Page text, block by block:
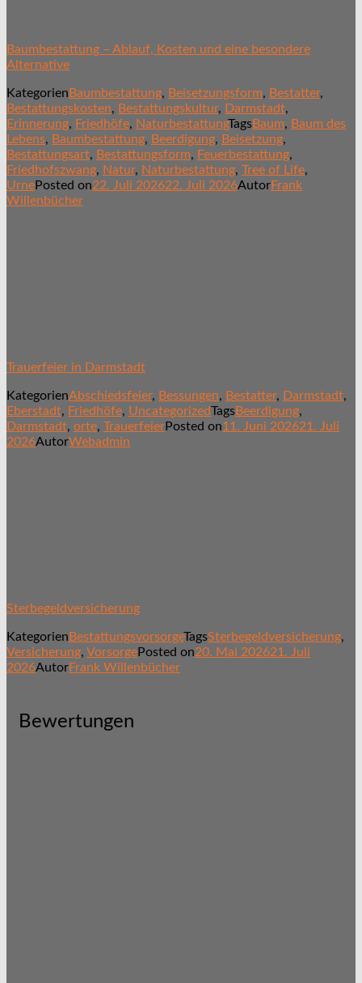
Baumbestattung – Ablauf, Kosten und eine besondere
Alternative
Kategorien Baumbestattung, Beisetzungsform, Bestatter,
Bestattungskosten, Bestattungskultur, Darmstadt,
Erinnerung, Friedhöfe, NaturbestattungTagsBaum, Baum des
Lebens, Baumbestattung, Beerdigung, Beisetzung,
Bestattungsart, Bestattungsform, Feuerbestattung,
Friedhofszwang, Natur, Naturbestattung, Tree of Life,
UrnePosted on22. Juli 202622. Juli 2026AutorFrank
Willenbücher
Trauerfeier in Darmstadt
KategorienAbschiedsfeier, Bessungen, Bestatter, Darmstadt,
Eberstadt, Friedhöfe, UncategorizedTagsBeerdigung,
Darmstadt, orte, TrauerfeierPosted on11. Juni 202621. Juli
2026AutorWebadmin
Sterbegeldversicherung
Kategorien BestattungsvorsorgeTagsSterbegeldversicherung,
Versicherung, VorsorgePosted on20. Mai 202621. Juli
2026AutorFrank Willenbücher
Bewertungen